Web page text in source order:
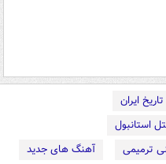
ایران
استانبول
ترمیمی
آهنگ های جدید